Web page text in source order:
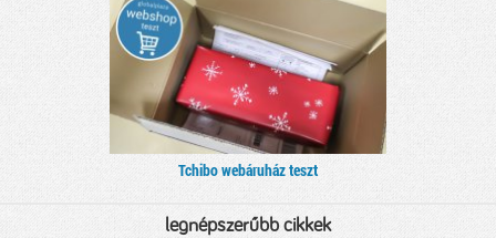
Tchibo webáruház teszt
legnépszerűbb cikkek